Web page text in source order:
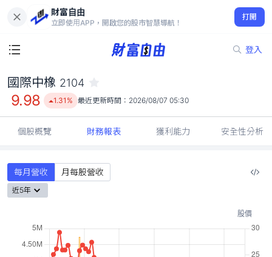
財富自由
立即使用APP，開啟您的股市智慧導航！
打開
登入
9.98
1.31%
國際中橡 2104
9.98 1.31% 最近更新時間： 2026/08/07 05:30
個股概覽 財務報表 獲利能力 安全性分析
每月營收 月每股營收
近5年